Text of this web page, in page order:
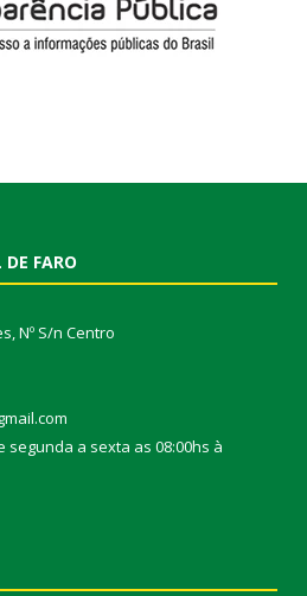
FARO
Nº S/n Centro
a sexta as 08:00hs à